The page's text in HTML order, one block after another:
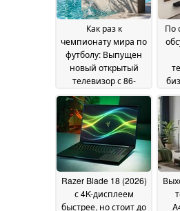
Как раз к
чемпионату мира по
футболу: Выпущен
новый открытый
телевизор с 86-
дюймовой QLED-
панелью и яркостью
4 000 нит11 June 2026
По
Razer Blade 18 (2026)
с 4K-дисплеем
быстрее, но стоит до